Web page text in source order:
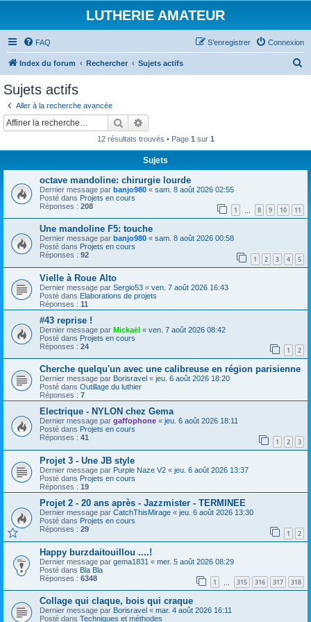
LUTHERIE AMATEUR
FAQ Connexion
S’enregistrer
Index du forum Rechercher Sujets actifs
Sujets actifs
Aller à la recherche avancée
Rechercher
12 résultats trouvés • Page 1 sur 1
Sujets
octave mandoline: chirurgie lourde
Dernier message par banjo980 « sam. 8 août 2026 02:55
Posté dans Projets en cours
Réponses : 208 1 8 9 10 11
Une mandoline F5: touche
Dernier message par banjo980 « sam. 8 août 2026 00:58
Posté dans Projets en cours
Réponses : 92 1 2 3 4 5
Vielle à Roue Alto
Dernier message par Sergio53 « ven. 7 août 2026 16:43
Posté dans Elaborations de projets
Réponses : 11
#43 reprise !
Dernier message par Mickaël « ven. 7 août 2026 08:42
Posté dans Projets en cours
Réponses : 24 1 2
Cherche quelqu'un avec une calibreuse en région parisienne
Dernier message par Borisravel « jeu. 6 août 2026 18:20
Posté dans Outillage du luthier
Réponses : 7
Electrique - NYLON chez Gema
Dernier message par gaffophone « jeu. 6 août 2026 18:11
Posté dans Projets en cours
Réponses : 41 1 2 3
Projet 3 - Une JB style
Dernier message par Purple Naze V2 « jeu. 6 août 2026 13:37
Posté dans Projets en cours
Réponses : 19
Projet 2 - 20 ans après - Jazzmister - TERMINEE
Dernier message par CatchThisMirage « jeu. 6 août 2026 13:30
Posté dans Projets en cours
Réponses : 29 1 2
Happy burzdaitouillou ....!
Dernier message par gema1831 « mer. 5 août 2026 08:29
Posté dans Bla Bla
Réponses : 6348 1 315 316 317 318
Collage qui claque, bois qui craque
Dernier message par Borisravel « mar. 4 août 2026 16:11
Posté dans Techniques et méthodes